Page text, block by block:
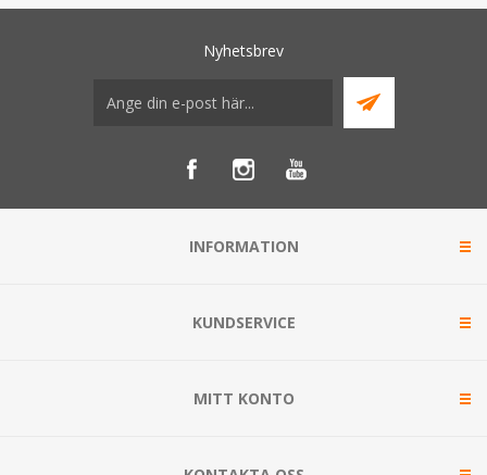
Nyhetsbrev
INFORMATION
KUNDSERVICE
MITT KONTO